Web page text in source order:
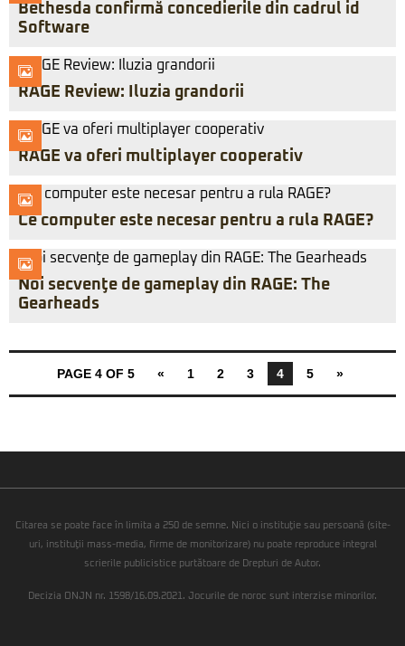
Bethesda confirmă concedierile din cadrul id
Software
RAGE Review: Iluzia grandorii
RAGE va oferi multiplayer cooperativ
Ce computer este necesar pentru a rula RAGE?
Noi secvenţe de gameplay din RAGE: The
Gearheads
PAGE 4 OF 5 « 1 2 3 4 5 »
Citarea se poate face în limita a 250 de semne. Nici o instituţie sau persoană (site-
uri, instituţii mass-media, firme de monitorizare) nu poate reproduce integral
scrierile publicistice purtătoare de Drepturi de Autor.
Decizia ONJN nr. 1598/16.09.2021. Jocurile de noroc sunt interzise minorilor.